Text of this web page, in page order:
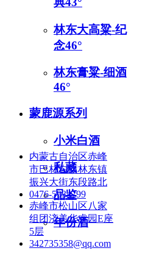
林东大高粱-纪
念46°
林东膏粱-细酒
46°
蒙鹿源系列
小米白酒
私藏
品鉴
年份酒
内蒙古自治区赤峰
市巴林左旗林东镇
振兴大街东段路北
0476-5934799
赤峰市松山区八家
组团济美华睿园E座
5层
342735358@qq.com